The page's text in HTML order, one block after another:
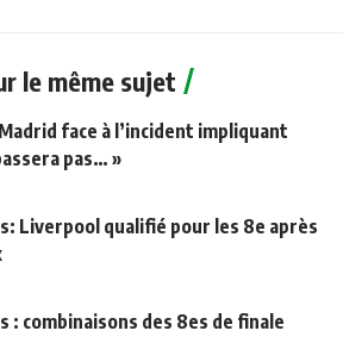
le même sujet
face à l’incident impliquant
pas… »
Liverpool qualifié pour les 8e après
: combinaisons des 8es de finale